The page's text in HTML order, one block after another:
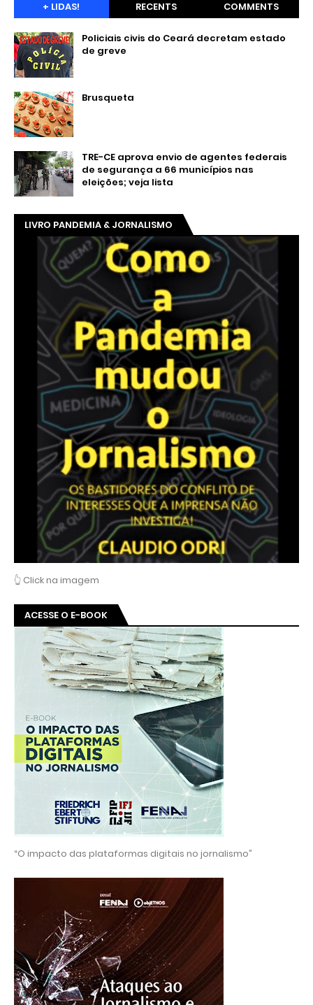
+ LIDAS! RECENTS COMMENTS
Policiais civis do Ceará decretam estado
de greve
Brusqueta
TRE-CE aprova envio de agentes federais
de segurança a 66 municípios nas
eleições; veja lista
LIVRO PANDEMIA & JORNALISMO
👆 Click na imagem
ACESSE O E-BOOK
“O impacto das plataformas digitais no jornalismo”